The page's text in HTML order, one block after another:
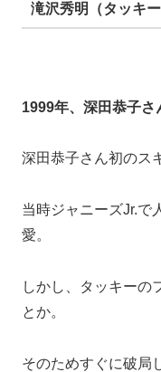
滝沢秀明（タッキー
1999年、深田恭子さ
深田恭子さん初のス
当時ジャニーズJr.で
愛。
しかし、タッキーの
とか。
そのためすぐに破局